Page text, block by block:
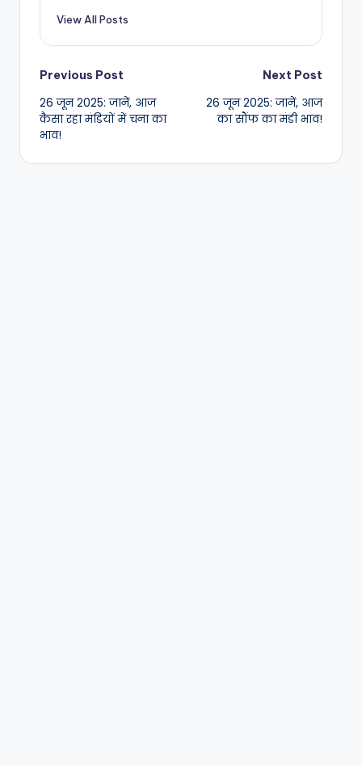
View All Posts
Post
navigation
Previous Post
26 जून 2025: जानें, आज
कैसा रहा मंडियों में चना का
भाव!
Next Post
26 जून 2025: जानें, आज
का सौंफ का मंडी भाव!